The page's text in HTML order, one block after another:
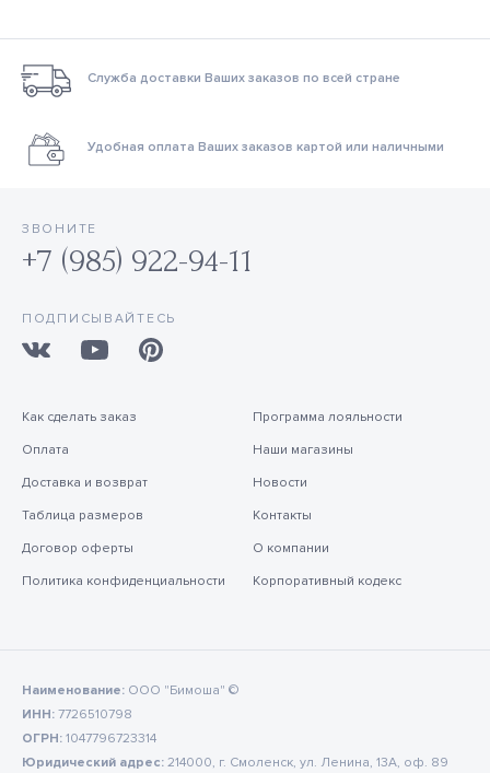
Служба доставки Ваших заказов по всей стране
Удобная оплата Ваших заказов картой или наличными
ЗВОНИТЕ
+7 (985) 922-94-11
ПОДПИСЫВАЙТЕСЬ
Как сделать заказ
Оплата
Доставка и возврат
Таблица размеров
Договор оферты
Политика конфиденциальности
Программа лояльности
Наши магазины
Новости
Контакты
О компании
Корпоративный кодекс
Наименование: ООО "Бимоша" ©
ИНН: 7726510798
ОГРН: 1047796723314
Юридический адрес: 214000, г. Смоленск, ул. Ленина, 13А, оф. 89